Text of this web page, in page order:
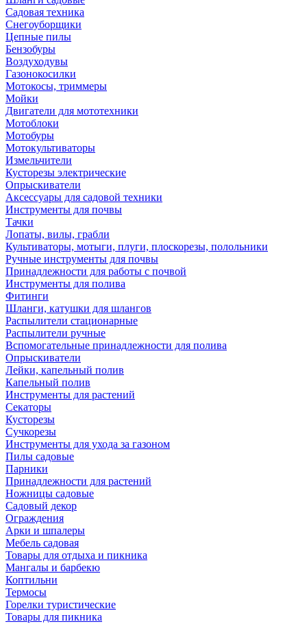
Садовая техника
Снегоуборщики
Цепные пилы
Бензобуры
Воздуходувы
Газонокосилки
Мотокосы, триммеры
Мойки
Двигатели для мототехники
Мотоблоки
Мотобуры
Мотокультиваторы
Измельчители
Кусторезы электрические
Опрыскиватели
Аксессуары для садовой техники
Инструменты для почвы
Тачки
Лопаты, вилы, грабли
Культиваторы, мотыги, плуги, плоскорезы, полольники
Ручные инструменты для почвы
Принадлежности для работы с почвой
Инструменты для полива
Фитинги
Шланги, катушки для шлангов
Распылители стационарные
Распылители ручные
Вспомогательные принадлежности для полива
Опрыскиватели
Лейки, капельный полив
Капельный полив
Инструменты для растений
Секаторы
Кусторезы
Сучкорезы
Инструменты для ухода за газоном
Пилы садовые
Парники
Принадлежности для растений
Ножницы садовые
Садовый декор
Ограждения
Арки и шпалеры
Мебель садовая
Товары для отдыха и пикника
Мангалы и барбекю
Коптильни
Термосы
Горелки туристические
Товары для пикника